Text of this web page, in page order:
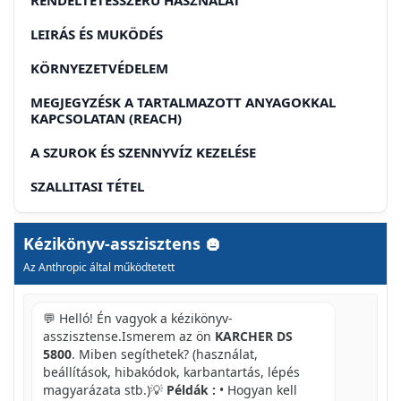
LEIRÁS ÉS MUKÖDÉS
KÖRNYEZETVÉDELEM
MEGJEGYZÉSK A TARTALMAZOTT ANYAGOKKAL
KAPCSOLATAN (REACH)
A SZUROK ÉS SZENNYVÍZ KEZELÉSE
SZALLITASI TÉTEL
GARANCIA
SZERVIZ
ALKATRÉSZEK ÉS KÜLÖNLEGES TARTOZÉ-KOK
BIZTONSÁGI TANÁCSOK
ELEKTROMOS CSATLAKOZÁS
Kézikönyv-asszisztens
Az Anthropic által működtetett
💬 Helló! Én vagyok a kézikönyv-
asszisztense.Ismerem az ön KARCHER DS
5800. Miben segíthetek? (használat,
beállítások, hibakódok, karbantartás, lépés
magyarázata stb.)💡 Példák : • Hogyan kell